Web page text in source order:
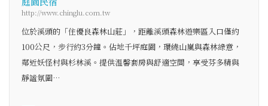
http://www.chinglu.com.tw
位於溪頭的「住優良森林山莊」，距離溪頭森林遊樂區入口僅約
100公尺，步行約3分鐘。佔地千坪庭園，環繞山嵐與森林綠意，
鄰近妖怪村與杉林溪。提供溫馨套房與舒適空間，享受芬多精與
靜謐氛圍…